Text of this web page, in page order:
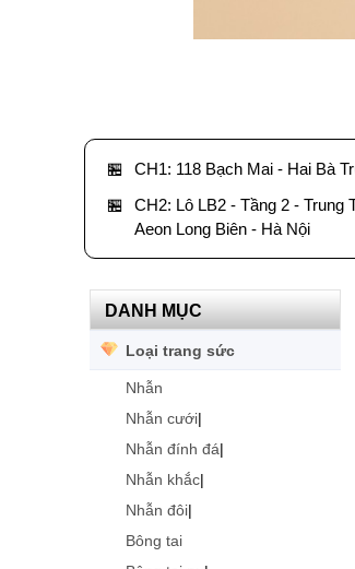
🏪
CH1: 118 Bạch Mai - Hai Bà
🏪
CH2: Lô LB2 - Tầng 2 - Trung
Aeon Long Biên - Hà Nội
DANH MỤC
Loại trang sức
Nhẫn
Nhẫn cưới|
Nhẫn đính đá|
Nhẫn khắc|
Nhẫn đôi|
Bông tai
Lắc tay ngọc trai tròn 10-12mm
Chuỗi ngọc trai Freshwater
tròn 5-6mm trắng chốt bạc
Chuỗi ngọc trai Freshwater
tròn 6-7mm trắng chốt bạc
Chuỗi ngọc trai Freshwater
tròn 6-7mm trắng chốt bạc
Chuỗi ngọc trai Freshwater
tròn 9-10 mm trắng chốt bạc
Chuỗi ngọc trai Freshwater
tròn 8-9mm hồng chốt bạc